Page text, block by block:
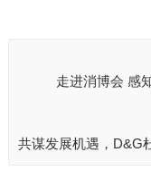
走进消博会 感
共谋发展机遇，D&G